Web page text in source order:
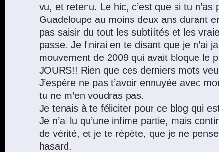
vu, et retenu. Le hic, c’est que si tu n’as
Guadeloupe au moins deux ans durant
pas saisir du tout les subtilités et les
passe. Je finirai en te disant que je n’ai
mouvement de 2009 qui avait bloqué le
JOURS!! Rien que ces derniers mots
J’espère ne pas t’avoir ennuyée avec
tu ne m’en voudras pas.
Je tenais à te féliciter pour ce blog qui
Je n’ai lu qu’une infime partie, mais
de vérité, et je te répète, que je ne
hasard.